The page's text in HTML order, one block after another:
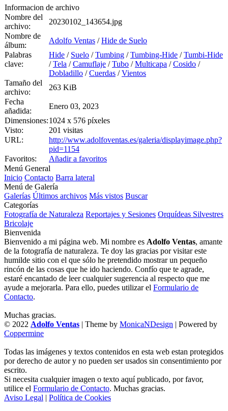
Informacion de archivo
Nombre del
archivo:
20230102_143654.jpg
Nombre de
álbum:
Adolfo Ventas /Hide de Suelo
Palabras
clave:
Hide / Suelo /Tumbing /Tumbing-Hide /Tumbi-Hide
/Tela /Camuflaje /Tubo /Multicapa /Cosido /
Dobladillo /Cuerdas /Vientos
Tamaño del
archivo:
263 KiB
Fecha
añadida:
Enero 03, 2023
Dimensiones:1024 x 576 píxeles
Visto:
201 visitas
URL:
http://www.adolfoventas.es/galeria/displayimage.php?
pid=1154
Favoritos:
Añadir a favoritos
Menú General
Inicio Contacto Barra lateral
Menú de Galería
Galerías Últimos archivos Más vistos Buscar
Categorías
Fotografía de Naturaleza Reportajes y Sesiones Orquídeas Silvestres
Bricolaje
Bienvenida
Bienvenido a mi página web. Mi nombre es Adolfo Ventas, amante
de la fotografía de naturaleza. Te doy las gracias por visitar este
humilde sitio con el que sólo he pretendido mostrar un pequeño
rincón de las cosas que he ido haciendo. Confío que te agrade,
estaré encantado de leer cualquier sugerencia al respecto que me
ayude a mejorarla. Para ello, puedes utilizar el Formulario de
Contacto.
Muchas gracias.
© 2022 Adolfo Ventas | Theme by MonicaNDesign | Powered by
Coppermine
Todas las imágenes y textos contenidos en esta web estan protegidos
por derecho de autor y no pueden ser usados sin consentimiento por
escrito.
Si necesita cualquier imagen o texto aquí publicado, por favor,
utilice el Formulario de Contacto. Muchas gracias.
Aviso Legal | Política de Cookies